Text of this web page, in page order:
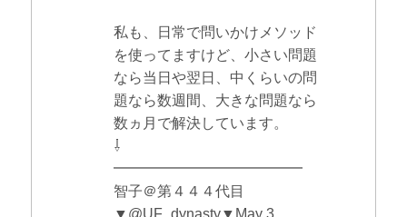
私も、日常で問いかけメソッド
を使ってますけど、小さい問題
なら当日や翌日、中くらいの問
題なら数週間、大きな問題なら
数ヵ月で解決しています。
⇩
━━━━━━━━━━━━━
智子＠第４４４代目
▼@UF_dynasty▼May 3